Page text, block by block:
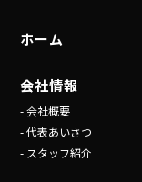
ホーム
会社情報
- 会社概要
- 代表あいさつ
- スタッフ紹介